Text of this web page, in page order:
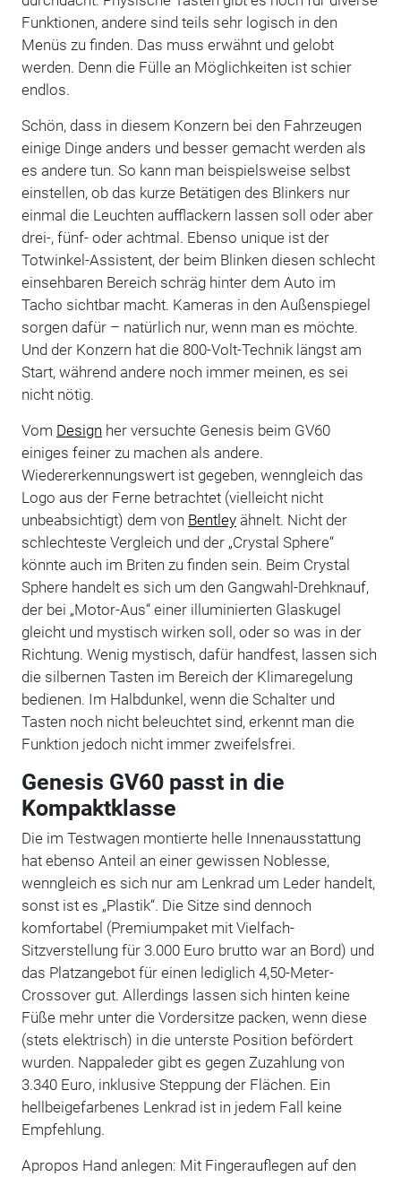
Funktionen, andere sind teils sehr logisch in den
Menüs zu finden. Das muss erwähnt und gelobt
werden. Denn die Fülle an Möglichkeiten ist schier
endlos.
Schön, dass in diesem Konzern bei den Fahrzeugen
einige Dinge anders und besser gemacht werden als
es andere tun. So kann man beispielsweise selbst
einstellen, ob das kurze Betätigen des Blinkers nur
einmal die Leuchten aufflackern lassen soll oder aber
drei-, fünf- oder achtmal. Ebenso unique ist der
Totwinkel-Assistent, der beim Blinken diesen schlecht
einsehbaren Bereich schräg hinter dem Auto im
Tacho sichtbar macht. Kameras in den Außenspiegel
sorgen dafür – natürlich nur, wenn man es möchte.
Und der Konzern hat die 800-Volt-Technik längst am
Start, während andere noch immer meinen, es sei
nicht nötig.
Vom Design her versuchte Genesis beim GV60
einiges feiner zu machen als andere.
Wiedererkennungswert ist gegeben, wenngleich das
Logo aus der Ferne betrachtet (vielleicht nicht
unbeabsichtigt) dem von Bentleyähnelt. Nicht der
schlechteste Vergleich und der „Crystal Sphere“
könnte auch im Briten zu finden sein. Beim Crystal
Sphere handelt es sich um den Gangwahl-Drehknauf,
der bei „Motor-Aus“ einer illuminierten Glaskugel
gleicht und mystisch wirken soll, oder so was in der
Richtung. Wenig mystisch, dafür handfest, lassen sich
die silbernen Tasten im Bereich der Klimaregelung
bedienen. Im Halbdunkel, wenn die Schalter und
Tasten noch nicht beleuchtet sind, erkennt man die
Funktion jedoch nicht immer zweifelsfrei.
Genesis GV60 passt in die
Kompaktklasse
Die im Testwagen montierte helle Innenausstattung
hat ebenso Anteil an einer gewissen Noblesse,
wenngleich es sich nur am Lenkrad um Leder handelt,
sonst ist es „Plastik“. Die Sitze sind dennoch
komfortabel (Premiumpaket mit Vielfach-
Sitzverstellung für 3.000 Euro brutto war an Bord) und
das Platzangebot für einen lediglich 4,50-Meter-
Crossover gut. Allerdings lassen sich hinten keine
Füße mehr unter die Vordersitze packen, wenn diese
(stets elektrisch) in die unterste Position befördert
wurden. Nappaleder gibt es gegen Zuzahlung von
3.340 Euro, inklusive Steppung der Flächen. Ein
hellbeigefarbenes Lenkrad ist in jedem Fall keine
Empfehlung.
Apropos Hand anlegen: Mit Fingerauflegen auf den